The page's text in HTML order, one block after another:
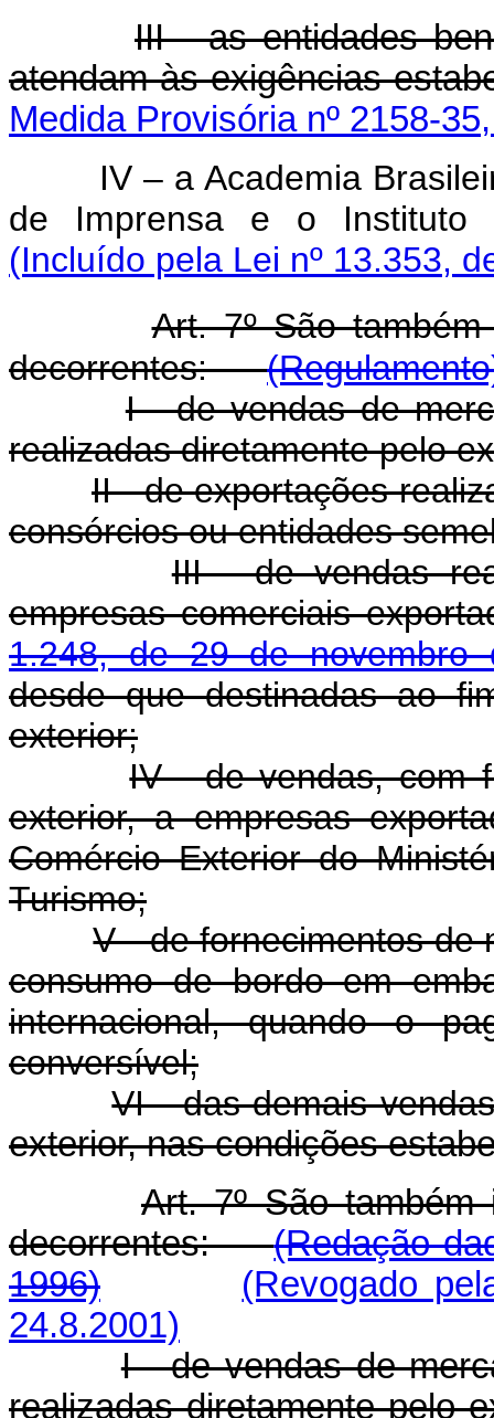
III - as entidades
atendam às exigências
Medida Provisória nº 2158-
IV – a Academia
de Imprensa e o Instituto
(Incluído pela Lei nº 13.353,
Art. 7º São
decorrentes:
I - de vendas de
realizadas diretamente pelo
II - de exportações
consórcios ou entidades
III - de vendas
empresas comerciais
1.248, de 29 de novembro
desde que destinadas ao
exterior;
IV - de vendas, com
exterior, a empresas
Comércio Exterior do
Turismo;
V - de fornecimentos de
consumo de bordo em
internacional, quando o
conversível;
VI - das demais
exterior, nas condições
Art. 7º São
decorrentes:(Redação
1996)
(Revogado
24.8.2001)
I - de vendas de
realizadas diretamente